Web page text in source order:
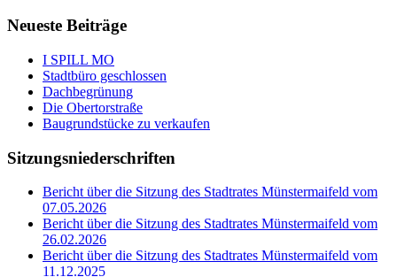
Neueste Beiträge
I SPILL MO
Stadtbüro geschlossen
Dachbegrünung
Die Obertorstraße
Baugrundstücke zu verkaufen
Sitzungsniederschriften
Bericht über die Sitzung des Stadtrates Münstermaifeld vom
07.05.2026
Bericht über die Sitzung des Stadtrates Münstermaifeld vom
26.02.2026
Bericht über die Sitzung des Stadtrates Münstermaifeld vom
11.12.2025